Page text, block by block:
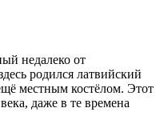
недалеко от
родился латвийский
местным костёлом. Этот
даже в те времена